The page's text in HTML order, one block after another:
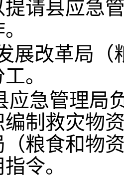
提请县应急
展改革局（
。
应急管理
制救灾物
（粮食和物
令。